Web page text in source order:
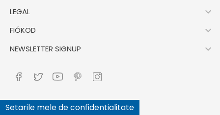
LEGAL 
FIÓKOD 
NEWSLETTER SIGNUP 
Setarile mele de confidentialitate